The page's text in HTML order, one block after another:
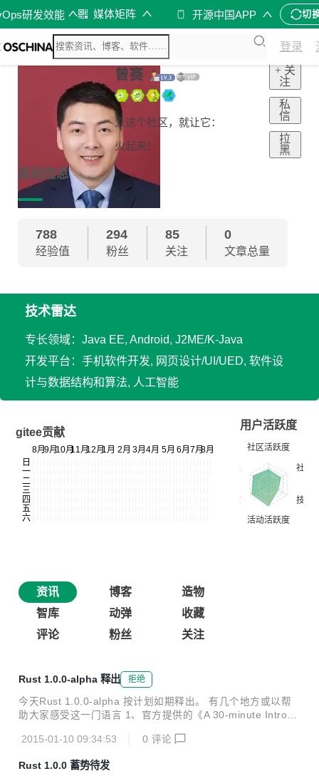
研发效能 媒体矩阵 开源中国APP 切
登录
曾赛
爱这个社区，就让它：
火起来！
+ 关
注
私
信
拉
黑
基础信息
788
经验值
294
粉丝
85
关注
0
文章总量
技术雷达
专长领域：Java EE, Android, J2ME/K-Java
开发平台：手机软件开发, 网页设计/UI/UED, 软件设
计与数据结构和算法, 人工智能
gitee贡献
用户活跃度
资讯 博客
造物
智库
动弹
收藏
评论
粉丝 关注
Rust 1.0.0-alpha 释出 拒绝
今天Rust 1.0.0-alpha 按计划如期释出。 有几个地方或以帮
助大家感受这一门语言 1、官方提供的《A 30-minute Introdu
2、官方出版的电子书 《The Rust Programming Languag
书，相比之前为新手准备的Guide，该书更有层次，更全面，
2015-01-10 09:34:53 0 评论
Rust 1.0.0 蓄势待发